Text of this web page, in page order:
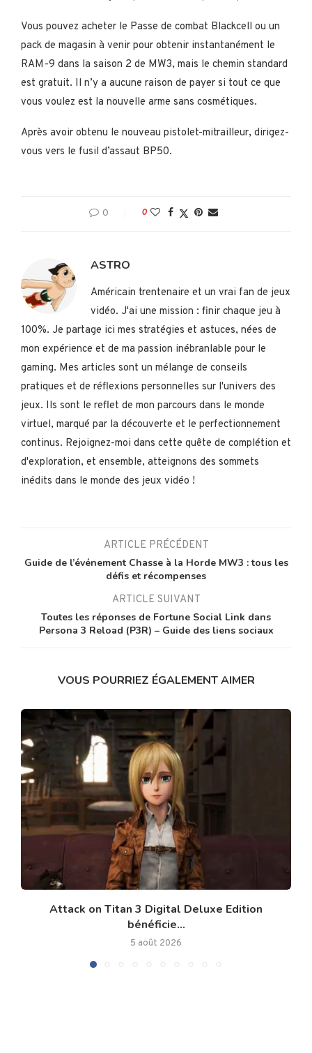
Vous pouvez acheter le Passe de combat Blackcell ou un
pack de magasin à venir pour obtenir instantanément le
RAM-9 dans la saison 2 de MW3, mais le chemin standard
est gratuit. Il n’y a aucune raison de payer si tout ce que
vous voulez est la nouvelle arme sans cosmétiques.
Après avoir obtenu le nouveau pistolet-mitrailleur, dirigez-
vous vers le fusil d’assaut BP50.
0 0
ASTRO
Américain trentenaire et un vrai fan de jeux
vidéo. J'ai une mission : finir chaque jeu à
100%. Je partage ici mes stratégies et astuces, nées de
mon expérience et de ma passion inébranlable pour le
gaming. Mes articles sont un mélange de conseils
pratiques et de réflexions personnelles sur l'univers des
jeux. Ils sont le reflet de mon parcours dans le monde
virtuel, marqué par la découverte et le perfectionnement
continus. Rejoignez-moi dans cette quête de complétion et
d'exploration, et ensemble, atteignons des sommets
inédits dans le monde des jeux vidéo !
ARTICLE PRÉCÉDENT
Guide de l’événement Chasse à la Horde MW3 : tous les
défis et récompenses
ARTICLE SUIVANT
Toutes les réponses de Fortune Social Link dans
Persona 3 Reload (P3R) – Guide des liens sociaux
VOUS POURRIEZ ÉGALEMENT AIMER
Attack on Titan 3 Digital Deluxe Edition
bénéficie...
5 août 2026